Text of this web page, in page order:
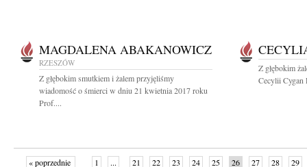
MAGDALENA ABAKANOWICZ
RZESZÓW
Z głębokim smutkiem i żalem przyjęliśmy
wiadomość o śmierci w dniu 21 kwietnia 2017 roku
Prof....
Z głębokim
Cecylii Cygan
« poprzednie 1 ... 21 22 23 24 25 26 27 28 29